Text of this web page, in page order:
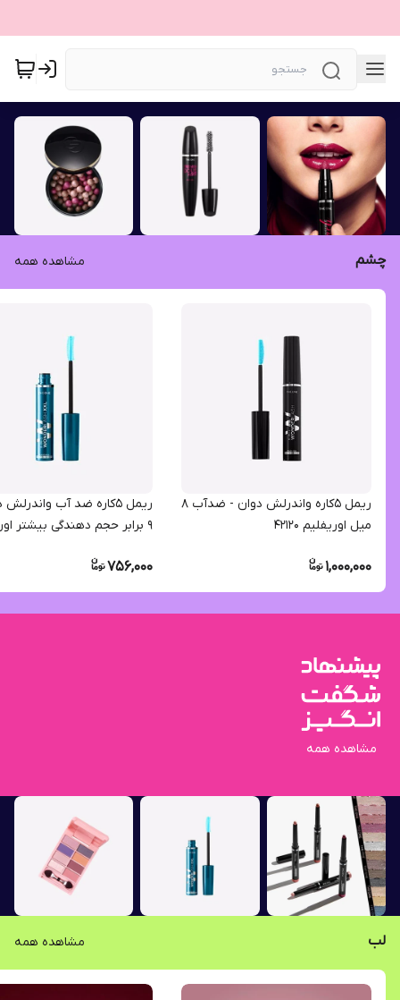
چشم مشاهده همه
ریمل 5کاره واندرلش دوان - ضدآب 8
میل اوریفلیم 42120
1,000,000
ریمل 5کاره ضد آب
9 برابر حجم دهندگی بیشتر
756,000
مشاهده همه
لب مشاهده همه